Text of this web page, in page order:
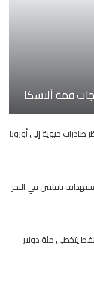
قمة ألاسكا
حيوية إلى أوروبا
دولار بعد استهداف ناقلتين في البحر
يتخطى مئة دولار